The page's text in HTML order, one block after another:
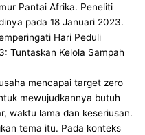
Pantai Afrika. Peneliti
pada 18 Januari 2023.
Hari Peduli
Tuntaskan Kelola Sampah
mencapai target zero
mewujudkannya butuh
waktu lama dan keseriusan.
tema itu. Pada konteks